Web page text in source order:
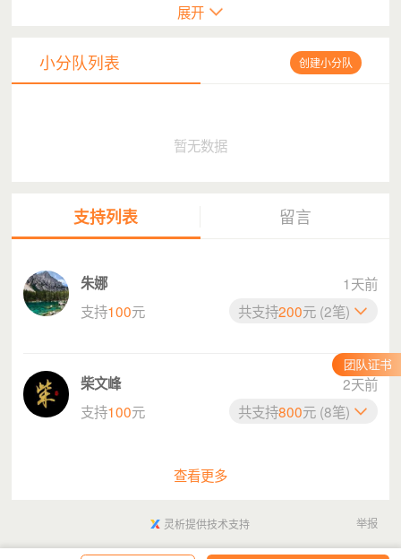
留守儿童，一个象征孤独的名字。
当留守儿童转变成大城市内的流动儿童。
展开
小分队列表 创建小分队
暂无数据
支持列表 留言
朱娜
1天前
支持100元 共支持200元 (2笔)
柴文峰
2天前
支持100元 共支持800元 (8笔)
查看更多
灵析提供技术支持 举报